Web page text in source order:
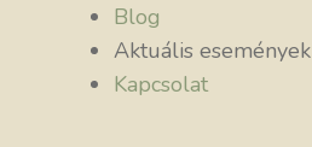
Blog
Aktuális események
Kapcsolat